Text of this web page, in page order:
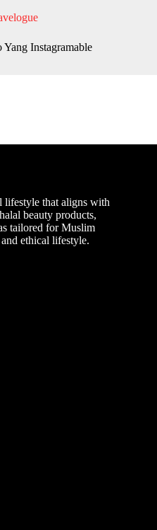
Instagramable
lifestyle that aligns with
beauty products,
tailored for Muslim
ethical lifestyle.